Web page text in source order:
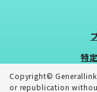
特
Copyright©
or republication